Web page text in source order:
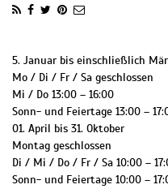
5. Januar bis einschließlich
Mo / Di / Fr / Sa geschlossen
Mi / Do 13:00 – 16:00
Sonn- und Feiertage 13:00 –
01. April bis 31. Oktober
Montag geschlossen
Di / Mi / Do / Fr / Sa 10:00 –
Sonn- und Feiertage 10:00 –